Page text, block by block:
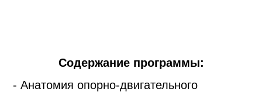
Содержание программы:
- Анатомия опорно-двигательного